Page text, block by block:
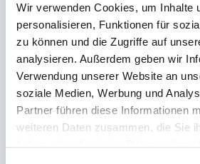
Wir verwenden Cookies, um Inhalte
personalisieren, Funktionen für
zu können und die Zugriffe auf
analysieren. Außerdem geben wir
Verwendung unserer Website an
soziale Medien, Werbung und
Partner führen diese Informationen
weiteren Daten zusammen, die Sie
haben oder die sie im Rahmen Ihrer
Kilian D. & Co
22.02.2024
Wie sehr eine Reise mit High Seas
kann, siehst du auch in unseren